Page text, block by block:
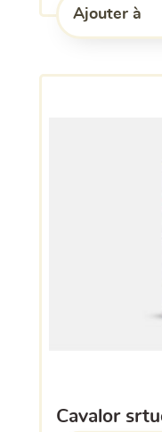
Ajouter à
l'une de
cavalor